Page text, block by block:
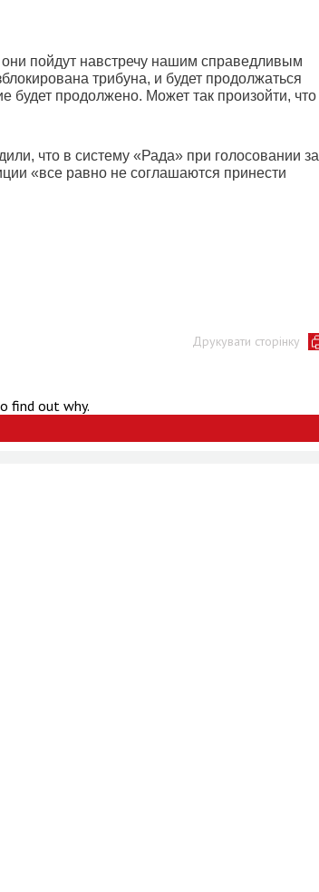
они пойдут навстречу нашим справедливым
трибуна, и будет продолжаться
будет продолжено. Может так произойти, что
что в систему «Рада» при голосовании за
«все равно не соглашаются принести
Друкувати сторінку
find out why.